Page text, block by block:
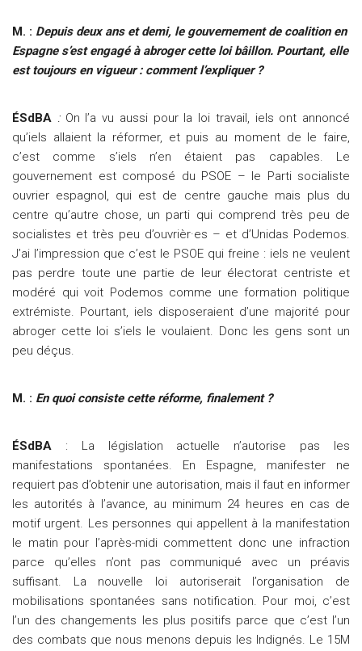
M. : Depuis deux ans et demi, le gouvernement de coalition en
Espagne s’est engagé à abroger cette loi bâillon. Pourtant, elle
est toujours en vigueur : comment l’expliquer ?
ÉSdBA : On l’a vu aussi pour la loi travail, iels ont annoncé
qu’iels allaient la réformer, et puis au moment de le faire,
c’est comme s’iels n’en étaient pas capables. Le
gouvernement est composé du PSOE – le Parti socialiste
ouvrier espagnol, qui est de centre gauche mais plus du
centre qu’autre chose, un parti qui comprend très peu de
socialistes et très peu d’ouvrièr·es – et d’Unidas Podemos.
J’ai l’impression que c’est le PSOE qui freine : iels ne veulent
pas perdre toute une partie de leur électorat centriste et
modéré qui voit Podemos comme une formation politique
extrémiste. Pourtant, iels disposeraient d’une majorité pour
abroger cette loi s’iels le voulaient. Donc les gens sont un
peu déçus.
M. : En quoi consiste cette réforme, finalement ?
ÉSdBA : La législation actuelle n’autorise pas les
manifestations spontanées. En Espagne, manifester ne
requiert pas d’obtenir une autorisation, mais il faut en informer
les autorités à l’avance, au minimum 24 heures en cas de
motif urgent. Les personnes qui appellent à la manifestation
le matin pour l’après-midi commettent donc une infraction
parce qu’elles n’ont pas communiqué avec un préavis
suffisant. La nouvelle loi autoriserait l’organisation de
mobilisations spontanées sans notification. Pour moi, c’est
l’un des changements les plus positifs parce que c’est l’un
des combats que nous menons depuis les Indignés. Le 15M